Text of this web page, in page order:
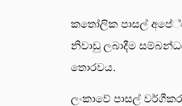
කතෝලික පාසල්
නිවාඩු ලබාදීම
තොරවය.
ලංකාවේ පාසල්